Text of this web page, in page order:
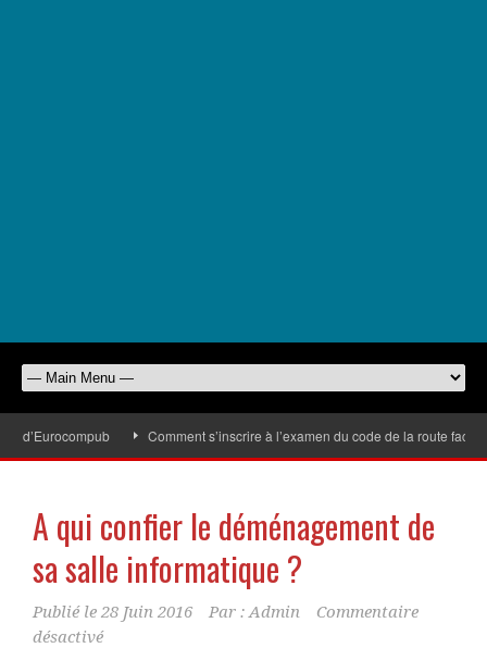
Comment s’inscrire à l’examen du code de la route
A qui confier le déménagement de
sa salle informatique ?
Publié le 28 Juin 2016 Par : Admin
Commentaire
désactivé